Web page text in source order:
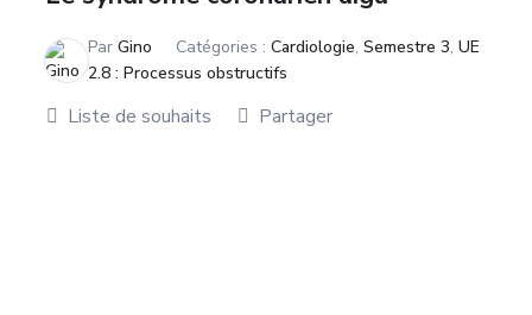
ParGino Catégories :Cardiologie,Semestre 3,UE
2.8 : Processus obstructifs
Liste de souhaits Partager